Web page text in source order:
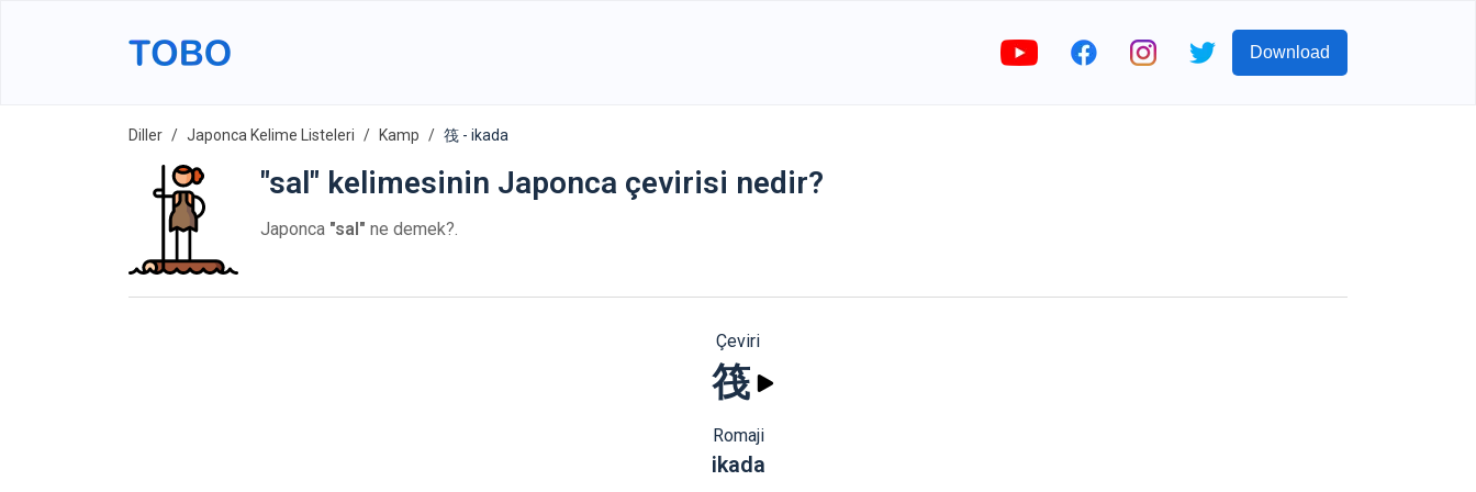
Download
Diller Japonca Kelime Listeleri Kamp 筏 - ikada
"sal" kelimesinin Japonca çevirisi nedir?
Japonca "sal" ne demek?.
Çeviri
筏
Romaji
ikada